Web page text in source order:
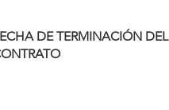
DE TERMINACIÓN DEL